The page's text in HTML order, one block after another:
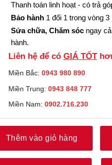
Thanh toán linh hoạt - có trả
Bảo hành 1 đổi 1 trong vòng 3
Sửa chữa, Chăm sóc ngay
hành.
Liên hệ để có GIÁ TỐT
Miền Bắc: 0943 980 890
Miền Trung: 0943 848 777
Miền Nam: 0902.716.230
Thêm vào giỏ hàng